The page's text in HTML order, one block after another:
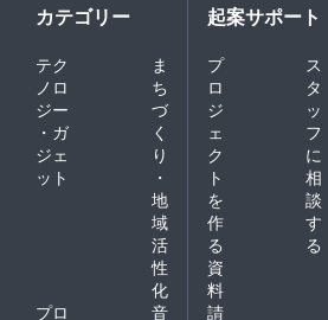
カテゴリー
テク
ノロ
ジー
・ガ
ジェ
ット
ま
ち
づ
く
り
・
地
域
活
性
化
プロ
音
起案サポート
プ
ロ
ジ
ェ
ク
ト
を
作
る
ス
タ
ッ
フ
に
相
談
す
る
資
料
請